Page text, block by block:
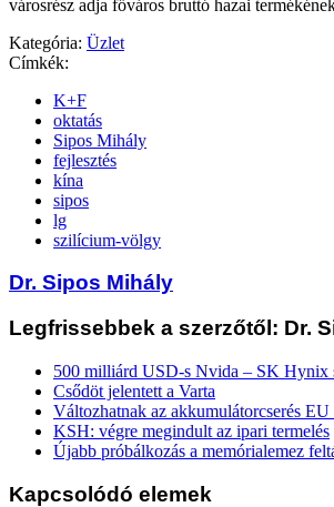
városrész adja főváros bruttó hazai
Kategória: Üzlet
Címkék:
K+F
oktatás
Sipos Mihály
fejlesztés
kína
sipos
lg
szilícium-völgy
Dr. Sipos Mihály
Legfrissebbek a szerzőtől: Dr.
500 milliárd USD-s Nvida – SK Hynix
Csődöt jelentett a Varta
Változhatnak az akkumulátorcserés EU
KSH: végre megindult az ipari termelés
Újabb próbálkozás a memórialemez
Kapcsolódó elemek